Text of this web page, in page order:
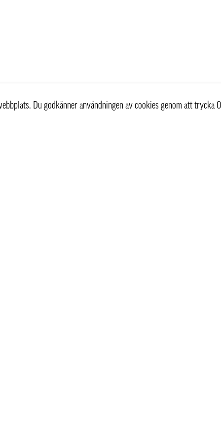
Du godkänner användningen av cookies genom att trycka